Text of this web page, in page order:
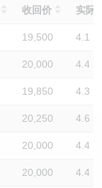
收回价 实际
19,500 4.1
20,000 4.4
19,850 4.3
20,250 4.6
20,000 4.4
20,000 4.4